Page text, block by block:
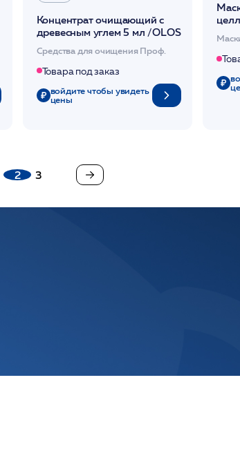
Концентрат очищающий с
древесным углем 5 мл /OLOS
Средства для очищения Проф.
Товара под заказ
войдите чтобы увидеть
цены
2 3